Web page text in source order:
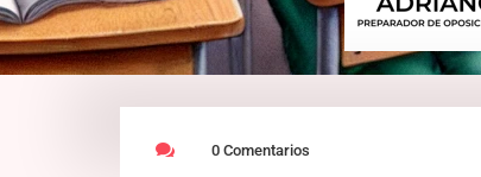
 0 Comentarios